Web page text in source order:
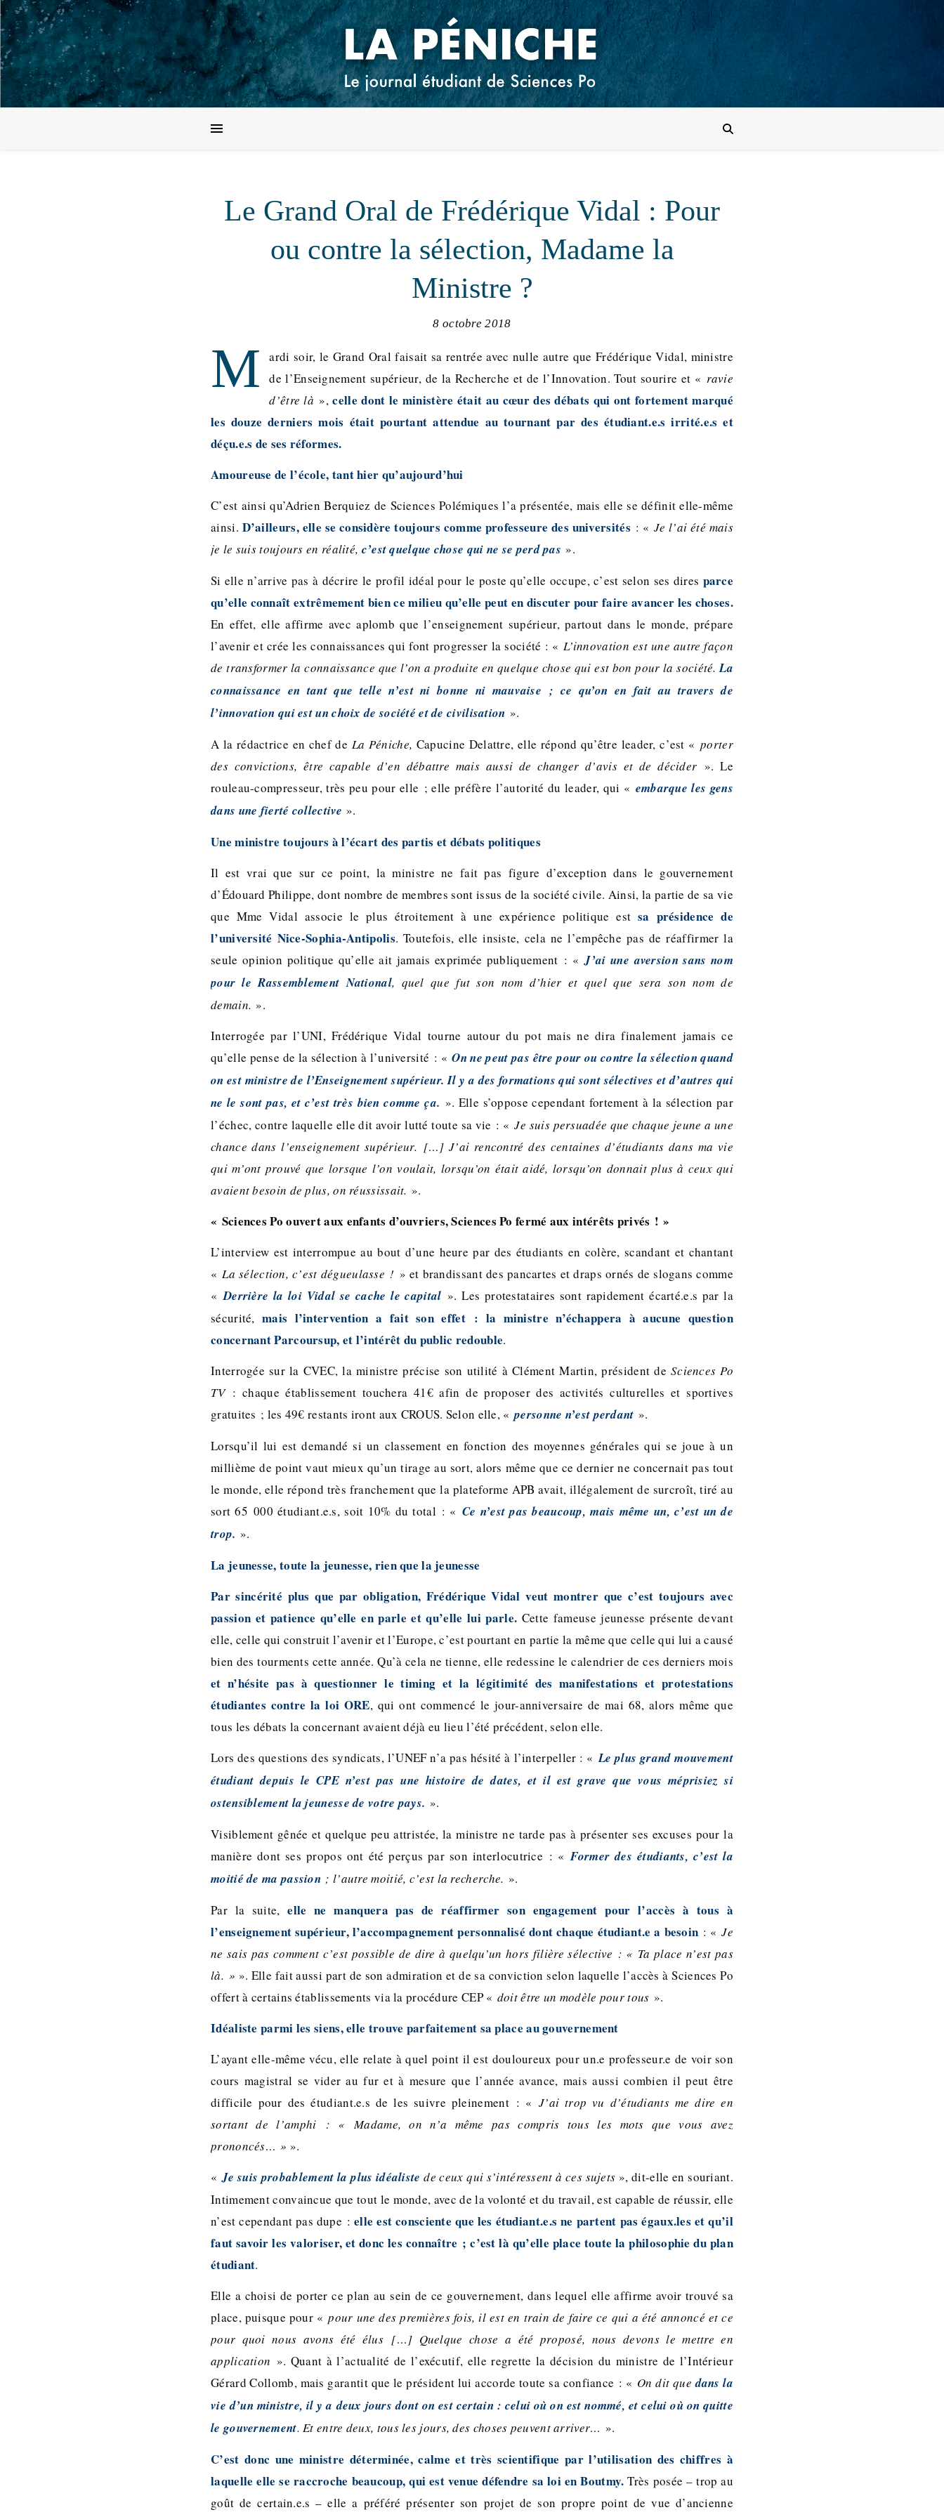
Le Grand Oral de Frédérique Vidal : Pour
ou contre la sélection, Madame la
Ministre ?
8 octobre 2018
M
ardi soir, le Grand Oral faisait sa rentrée avec nulle autre que Frédérique Vidal, ministre
de l’Enseignement supérieur, de la Recherche et de l’Innovation. Tout sourire et « ravie
d’être là »,celle dont le ministère était au cœur des débats qui ont fortement marqué
les douze derniers mois était pourtant attendue au tournant par des étudiant.e.s irrité.e.s et
déçu.e.s de ses réformes.
Amoureuse de l’école, tant hier qu’aujourd’hui
C’est ainsi qu’Adrien Berquiez de Sciences Polémiques l’a présentée, mais elle se définit elle-même
ainsi. D’ailleurs, elle se considère toujours comme professeure des universités : « Je l’ai été mais
je le suis toujours en réalité, c’est quelque chose qui ne se perd pas ».
Si elle n’arrive pas à décrire le profil idéal pour le poste qu’elle occupe, c’est selon ses dires parce
qu’elle connaît extrêmement bien ce milieu qu’elle peut en discuter pour faire avancer les choses.
En effet, elle affirme avec aplomb que l’enseignement supérieur, partout dans le monde, prépare
l’avenir et crée les connaissances qui font progresser la société : «L’innovation est une autre façon
de transformer la connaissance que l’on a produite en quelque chose qui est bon pour la société.La
connaissance en tant que telle n’est ni bonne ni mauvaise ; ce qu’on en fait au travers de
l’innovation qui est un choix de société et de civilisation ».
A la rédactrice en chef de La Péniche, Capucine Delattre, elle répond qu’être leader, c’est « porter
des convictions, être capable d’en débattre mais aussi de changer d’avis et de décider ». Le
rouleau-compresseur, très peu pour elle ; elle préfère l’autorité du leader, qui « embarque les gens
dans une fierté collective ».
Une ministre toujours à l’écart des partis et débats politiques
Il est vrai que sur ce point, la ministre ne fait pas figure d’exception dans le gouvernement
d’Édouard Philippe, dont nombre de membres sont issus de la société civile. Ainsi, la partie de sa vie
que Mme Vidal associe le plus étroitement à une expérience politique estsa présidence de
l’université Nice-Sophia-Antipolis. Toutefois, elle insiste, cela ne l’empêche pas de réaffirmer la
seule opinion politique qu’elle ait jamais exprimée publiquement : «J’ai une aversion sans nom
pour le Rassemblement National, quel que fut son nom d’hier et quel que sera son nom de
demain. ».
Interrogée par l’UNI, Frédérique Vidal tourne autour du pot mais ne dira finalement jamais ce
qu’elle pense de la sélection à l’université : «On ne peut pas être pour ou contre la sélection quand
on est ministre de l’Enseignement supérieur. Il y a des formations qui sont sélectives et d’autres qui
ne le sont pas, et c’est très bien comme ça. ». Elle s’oppose cependant fortement à la sélection par
l’échec, contre laquelle elle dit avoir lutté toute sa vie : « Je suis persuadée que chaque jeune a une
chance dans l’enseignement supérieur. […] J’ai rencontré des centaines d’étudiants dans ma vie
qui m’ont prouvé que lorsque l’on voulait, lorsqu’on était aidé, lorsqu’on donnait plus à ceux qui
avaient besoin de plus, on réussissait. ».
« Sciences Po ouvert aux enfants d’ouvriers, Sciences Po fermé aux intérêts privés ! »
L’interview est interrompue au bout d’une heure par des étudiants en colère, scandant et chantant
«La sélection, c’est dégueulasse ! » et brandissant des pancartes et draps ornés de slogans comme
«Derrière la loi Vidal se cache le capital ». Les protestataires sont rapidement écarté.e.s par la
sécurité, mais l’intervention a fait son effet : la ministre n’échappera à aucune question
concernant Parcoursup, et l’intérêt du public redouble.
Interrogée sur la CVEC, la ministre précise son utilité à Clément Martin, président de Sciences Po
TV: chaque établissement touchera 41€ afin de proposer des activités culturelles et sportives
gratuites ; les 49€ restants iront aux CROUS. Selon elle, « personne n’est perdant ».
Lorsqu’il lui est demandé si un classement en fonction des moyennes générales qui se joue à un
millième de point vaut mieux qu’un tirage au sort, alors même que ce dernier ne concernait pas tout
le monde, elle répond très franchement que la plateforme APB avait, illégalement de surcroît, tiré au
sort 65 000 étudiant.e.s, soit 10% du total : « Ce n’est pas beaucoup, mais même un, c’est un de
trop. ».
La jeunesse, toute la jeunesse, rien que la jeunesse
Par sincérité plus que par obligation, Frédérique Vidal veut montrer que c’est toujours avec
passion et patience qu’elle en parle et qu’elle lui parle. Cette fameuse jeunesse présente devant
elle, celle qui construit l’avenir et l’Europe, c’est pourtant en partie la même que celle qui lui a causé
bien des tourments cette année. Qu’à cela ne tienne, elle redessine le calendrier de ces derniers mois
et n’hésite pas à questionner le timing et la légitimité des manifestations et protestations
étudiantes contre la loi ORE, qui ont commencé le jour-anniversaire de mai 68, alors même que
tous les débats la concernant avaient déjà eu lieu l’été précédent, selon elle.
Lors des questions des syndicats, l’UNEF n’a pas hésité à l’interpeller : «Le plus grand mouvement
étudiant depuis le CPE n’est pas une histoire de dates, et il est grave que vous méprisiez si
ostensiblement la jeunesse de votre pays. ».
Visiblement gênée et quelque peu attristée, la ministre ne tarde pas à présenter ses excuses pour la
manière dont ses propos ont été perçus par son interlocutrice : «Former des étudiants, c’est la
moitié de ma passion ; l’autre moitié, c’est la recherche. ».
Par la suite,elle ne manquera pas de réaffirmer son engagement pour l’accès à tous à
l’enseignement supérieur, l’accompagnement personnalisé dont chaque étudiant.e a besoin : « Je
ne sais pas comment c’est possible de dire à quelqu’un hors filière sélective : « Ta place n’est pas
là. » ». Elle fait aussi part de son admiration et de sa conviction selon laquelle l’accès à Sciences Po
offert à certains établissements via la procédure CEP « doit être un modèle pour tous ».
Idéaliste parmi les siens, elle trouve parfaitement sa place au gouvernement
L’ayant elle-même vécu, elle relate à quel point il est douloureux pour un.e professeur.e de voir son
cours magistral se vider au fur et à mesure que l’année avance, mais aussi combien il peut être
difficile pour des étudiant.e.s de les suivre pleinement : «J’ai trop vu d’étudiants me dire en
sortant de l’amphi : « Madame, on n’a même pas compris tous les mots que vous avez
prononcés… » ».
«Je suis probablement la plus idéaliste de ceux qui s’intéressent à ces sujets », dit-elle en souriant.
Intimement convaincue que tout le monde, avec de la volonté et du travail, est capable de réussir, elle
n’est cependant pas dupe : elle est consciente que les étudiant.e.s ne partent pas égaux.les et qu’il
faut savoir les valoriser, et donc les connaître ; c’est là qu’elle place toute la philosophie du plan
étudiant.
Elle a choisi de porter ce plan au sein de ce gouvernement, dans lequel elle affirme avoir trouvé sa
place, puisque pour «pour une des premières fois, il est en train de faire ce qui a été annoncé et ce
pour quoi nous avons été élus […] Quelque chose a été proposé, nous devons le mettre en
application ». Quant à l’actualité de l’exécutif, elle regrette la décision du ministre de l’Intérieur
Gérard Collomb, mais garantit que le président lui accorde toute sa confiance : « On dit quedans la
vie d’un ministre, il y a deux jours dont on est certain : celui où on est nommé, et celui où on quitte
le gouvernement. Et entre deux, tous les jours, des choses peuvent arriver… ».
C’est donc une ministre déterminée, calme et très scientifique par l’utilisation des chiffres à
laquelle elle se raccroche beaucoup, qui est venue défendre sa loi en Boutmy. Très posée – trop au
goût de certain.e.s – elle a préféré présenter son projet de son propre point de vue d’ancienne